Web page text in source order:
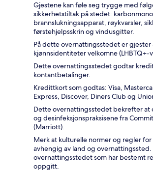
Gjestene kan føle seg trygge med
sikkerhetstiltak på stedet:
brannslukningsapparat, røykvarsler,
førstehjelpsskrin og vindusgitter.
På dette overnattingsstedet er gjester
kjønnsidentiteter velkomne (LHBTQ+-
Dette overnattingsstedet godtar
kontantbetalinger.
Kredittkort som godtas: Visa,
Express, Discover, Diners Club og
Dette overnattingsstedet bekrefter at
og desinfeksjonspraksisene fra
(Marriott).
Merk at kulturelle normer og regler
avhengig av land og
overnattingsstedet som har bestemt
oppgitt.